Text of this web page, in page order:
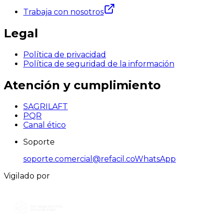
Trabaja con nosotros
Legal
Política de privacidad
Política de seguridad de la información
Atención y cumplimiento
SAGRILAFT
PQR
Canal ético
Soporte
soporte.comercial@refacil.coWhatsApp
Vigilado por